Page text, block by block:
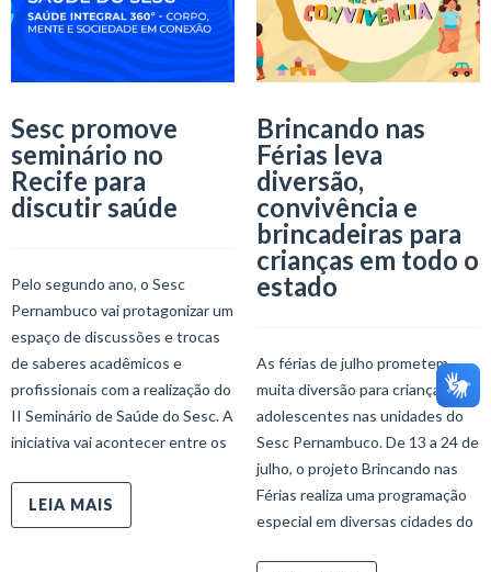
Sesc promove
seminário no
Recife para
discutir saúde
Pelo segundo ano, o Sesc
Pernambuco vai protagonizar um
espaço de discussões e trocas
de saberes acadêmicos e
profissionais com a realização do
II Seminário de Saúde do Sesc. A
iniciativa vai acontecer entre os
LEIA MAIS
Brincando nas
Férias leva
diversão,
convivência e
brincadeiras para
crianças em todo o
estado
As férias de julho prometem
muita diversão para crianças e
adolescentes nas unidades do
Sesc Pernambuco. De 13 a 24 de
julho, o projeto Brincando nas
Férias realiza uma programação
especial em diversas cidades do